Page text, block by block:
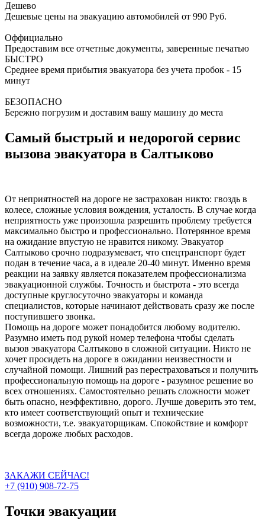
Дешево
Дешевые цены на эвакуацию автомобилей от 990 Руб.
Оффициально
Предоставим все отчетные документы, заверенные печатью
БЫСТРО
Среднее время прибытия эвакуатора без учета пробок - 15
минут
БЕЗОПАСНО
Бережно погрузим и доставим вашу машину до места
Самый быстрый и недорогой сервис
вызова эвакуатора в Салтыково
От неприятностей на дороге не застрахован никто: гвоздь в
колесе, сложные условия вождения, усталость. В случае когда
неприятность уже произошла разрешить проблему требуется
максимально быстро и профессионально. Потерянное время
на ожидание впустую не нравится никому. Эвакуатор
Салтыково срочно подразумевает, что спецтранспорт будет
подан в течение часа, а в идеале 20-40 минут. Именно время
реакции на заявку является показателем профессионализма
эвакуационной службы. Точность и быстрота - это всегда
доступные круглосуточно эвакуаторы и команда
специалистов, которые начинают действовать сразу же после
поступившего звонка.
Помощь на дороге может понадобится любому водителю.
Разумно иметь под рукой номер телефона чтобы сделать
вызов эвакуатора Салтыково в сложной ситуации. Никто не
хочет просидеть на дороге в ожидании неизвестности и
случайной помощи. Лишний раз перестраховаться и получить
профессиональную помощь на дороге - разумное решение во
всех отношениях. Самостоятельно решать сложности может
быть опасно, неэффективно, дорого. Лучше доверить это тем,
кто имеет соответствующий опыт и технические
возможности, т.е. эвакуаторщикам. Спокойствие и комфорт
всегда дороже любых расходов.
ЗАКАЖИ СЕЙЧАС!
+7 (910) 908-72-75
Точки эвакуации